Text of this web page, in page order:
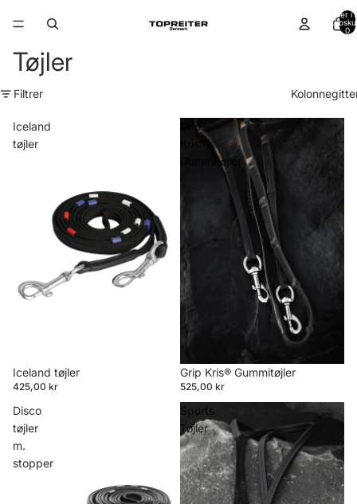
Varer i
0
Tøjler
Filtrer
Iceland
tøjler
Iceland tøjler
425,00 kr
Grip
Gummitøjler
Grip Kris® Gummitøjler
525,00 kr
Disco
tøjler
m.
stopper
Sports
Tøjler